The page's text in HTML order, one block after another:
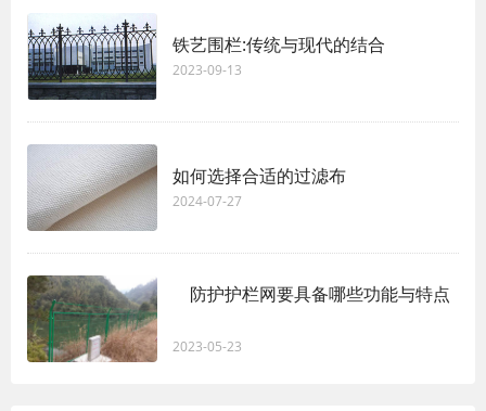
铁艺围栏:传统与现代的结合
2023-09-13
如何选择合适的过滤布
2024-07-27
防护护栏网要具备哪些功能与特点
2023-05-23